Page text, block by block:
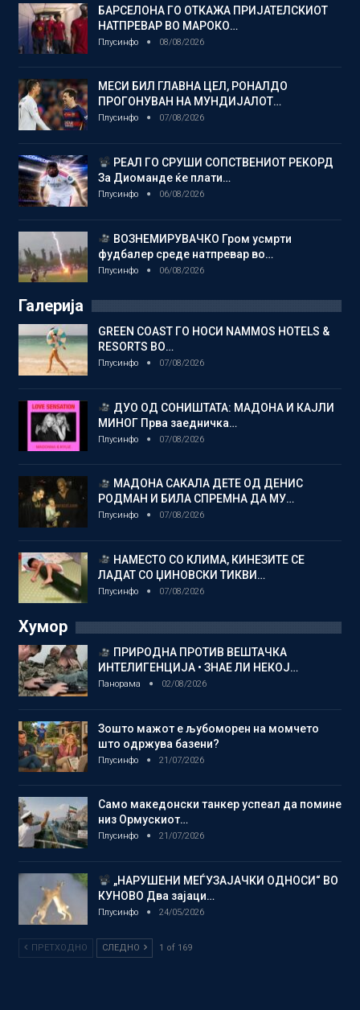
БАРСЕЛОНА ГО ОТКАЖА ПРИЈАТЕЛСКИОТ
НАТПРЕВАР ВО МАРОКО…
Плусинфо 08/08/2026
МЕСИ БИЛ ГЛАВНА ЦЕЛ, РОНАЛДО
ПРОГОНУВАН НА МУНДИЈАЛОТ…
Плусинфо 07/08/2026
РЕАЛ ГО СРУШИ СОПСТВЕНИОТ РЕКОРД
За Диоманде ќе плати…
Плусинфо 06/08/2026
ВОЗНЕМИРУВАЧКО Гром усмрти
фудбалер среде натпревар во…
Плусинфо 06/08/2026
Галерија
GREEN COAST ГО НОСИ NAMMOS HOTELS &
RESORTS ВО…
Плусинфо 07/08/2026
ДУО ОД СОНИШТАТА: МАДОНА И КАЈЛИ
МИНОГ Прва заедничка…
Плусинфо 07/08/2026
МАДОНА САКАЛА ДЕТЕ ОД ДЕНИС
РОДМАН И БИЛА СПРЕМНА ДА МУ…
Плусинфо 07/08/2026
НАМЕСТО СО КЛИМА, КИНЕЗИТЕ СЕ
ЛАДАТ СО ЏИНОВСКИ ТИКВИ…
Плусинфо 07/08/2026
Хумор
ПРИРОДНА ПРОТИВ ВЕШТАЧКА
ИНТЕЛИГЕНЦИЈА • ЗНАЕ ЛИ НЕКОЈ…
Панорама 02/08/2026
Зошто мажот е љубоморен на момчето
што одржува базени?
Плусинфо 21/07/2026
Само македонски танкер успеал да помине
низ Ормускиот…
Плусинфо 21/07/2026
„НАРУШЕНИ МЕЃУЗАЈАЧКИ ОДНОСИ“ ВО
КУНОВО Два зајаци…
Плусинфо 24/05/2026
ПРЕТХОДНО СЛЕДНО 1 of 169